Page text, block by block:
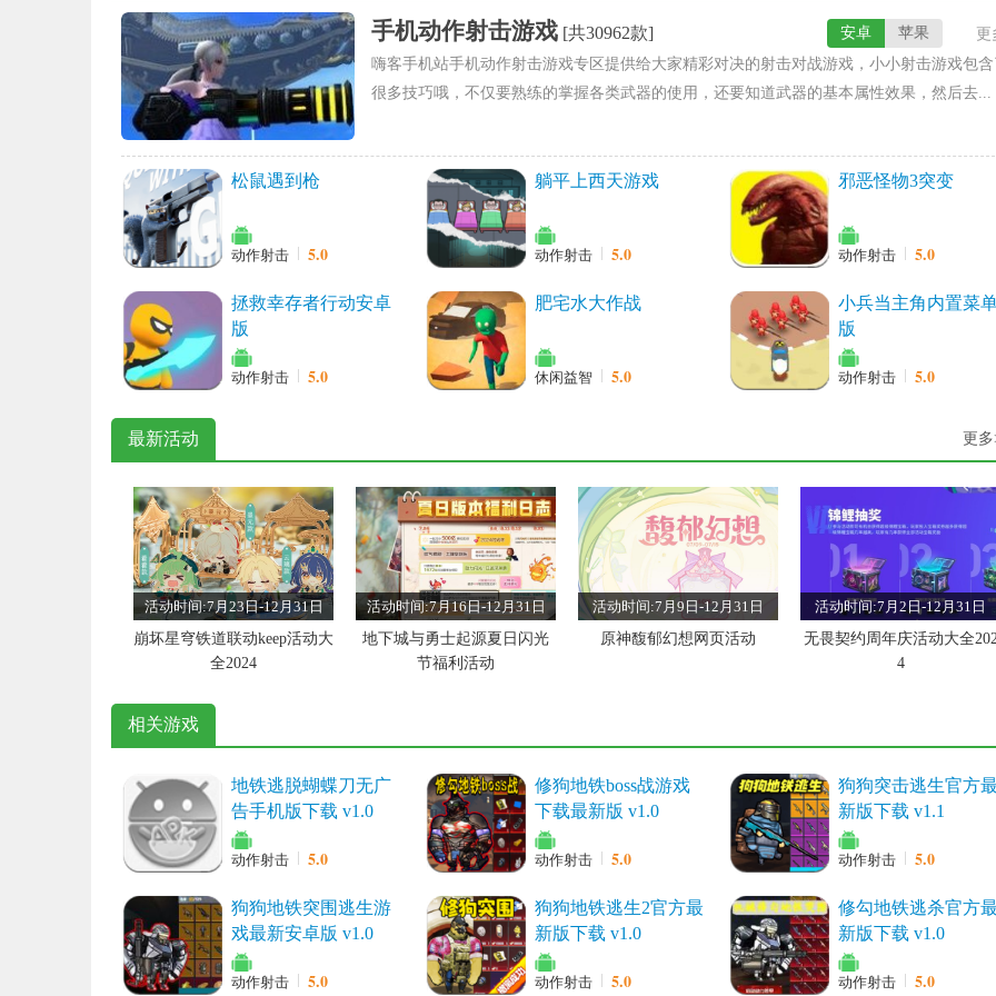
手机动作射击游戏 [共30962款] 更
苹果
安卓
嗨客手机站手机动作射击游戏专区提供给大家精彩对决的射击对战游戏，小小射击游戏包含
很多技巧哦，不仅要熟练的掌握各类武器的使用，还要知道武器的基本属性效果，然后去...
松鼠遇到枪
动作射击 5.0
躺平上西天游戏
动作射击 5.0
邪恶怪物3突变
动作射击 5.0
拯救幸存者行动安卓
版
动作射击 5.0
肥宅水大作战
休闲益智 5.0
小兵当主角内置菜
版
动作射击 5.0
最新活动 更多
活动时间:7月23日-12月31日
崩坏星穹铁道联动keep活动大
全2024
活动时间:7月16日-12月31日
地下城与勇士起源夏日闪光
节福利活动
活动时间:7月9日-12月31日
原神馥郁幻想网页活动
活动时间:7月2日-12月31日
无畏契约周年庆活动大全
4
活动时间:7月2日-12月31日
绝区零正式开服活动大全
活动时间:6月4日-12月31日
大话西游手游2024端午节活
动大全
活动时间:6月4日-12月31日
西游笔绘西行巫骨祈霖限时
活动时间:6月3日-12月31日
鸣潮合金试冶活动方案
相关游戏
地铁逃脱蝴蝶刀无广
告手机版下载 v1.0
动作射击 5.0
修狗地铁boss战游戏
下载最新版 v1.0
动作射击 5.0
狗狗突击逃生官方
新版下载 v1.1
动作射击 5.0
狗狗地铁突围逃生游
戏最新安卓版 v1.0
动作射击 5.0
狗狗地铁逃生2官方最
新版下载 v1.0
动作射击 5.0
修勾地铁逃杀官方
新版下载 v1.0
动作射击 5.0